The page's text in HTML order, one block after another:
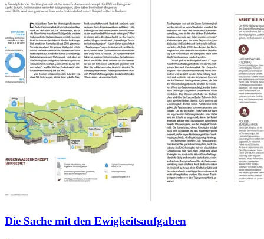
Die Sache mit den Ewigkeitsaufgaben